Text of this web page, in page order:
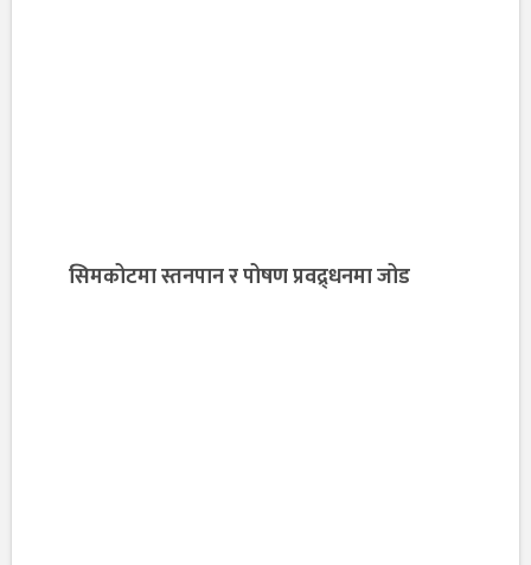
सिमकोटमा स्तनपान र पोषण प्रवद्र्धनमा जोड